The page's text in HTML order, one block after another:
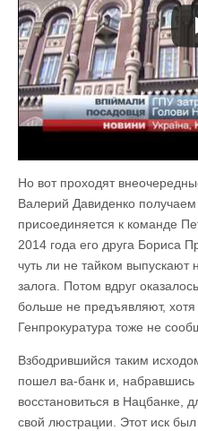
Но вот проходят
Валерий Давиденко
присоединяется к команде
2014 года его друга Бориса
чуть ли не тайком выпускают
залога. Потом вдруг
больше не предъявляют, хотя
Генпрокуратура тоже не
Взбодрившийся таким
пошел ва-банк и,
восстановиться в Нацбанке,
свой люстрации. Этот иск